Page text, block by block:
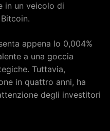
in un veicolo di
appena lo 0,004%
a una goccia
Tuttavia,
in quattro anni, ha
degli investitori